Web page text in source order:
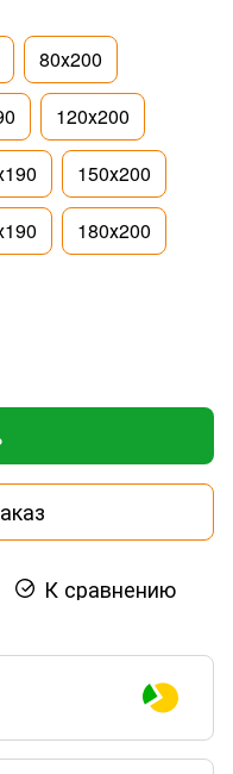
80х200
120х200
150х200
180х200
К сравнению